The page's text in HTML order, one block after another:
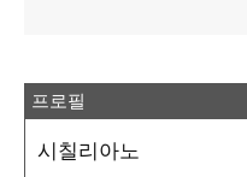
프로필
시칠리아노